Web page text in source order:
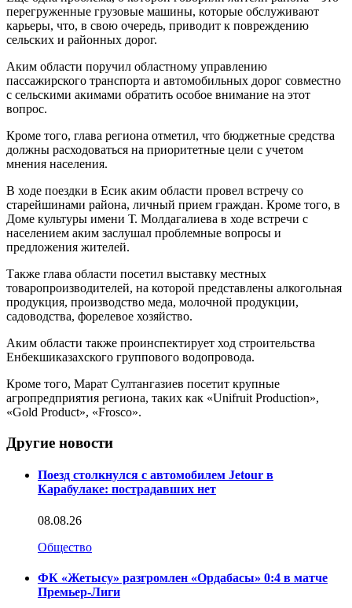
перегруженные грузовые машины, которые обслуживают
карьеры, что, в свою очередь, приводит к повреждению
сельских и районных дорог.
Аким области поручил областному управлению
пассажирского транспорта и автомобильных дорог совместно
с сельскими акимами обратить особое внимание на этот
вопрос.
Кроме того, глава региона отметил, что бюджетные средства
должны расходоваться на приоритетные цели с учетом
мнения населения.
В ходе поездки в Есик аким области провел встречу со
старейшинами района, личный прием граждан. Кроме того, в
Доме культуры имени Т. Молдагалиева в ходе встречи с
населением аким заслушал проблемные вопросы и
предложения жителей.
Также глава области посетил выставку местных
товаропроизводителей, на которой представлены алкогольная
продукция, производство меда, молочной продукции,
садоводства, форелевое хозяйство.
Аким области также проинспектирует ход строительства
Енбекшиказахского группового водопровода.
Кроме того, Марат Султангазиев посетит крупные
агропредприятия региона, таких как «Unifruit Production»,
«Gold Product», «Frosco».
Другие новости
Поезд столкнулся с автомобилем Jetour в
Карабулаке: пострадавших нет
08.08.26
Общество
ФК «Жетысу» разгромлен «Ордабасы» 0:4 в матче
Премьер-Лиги